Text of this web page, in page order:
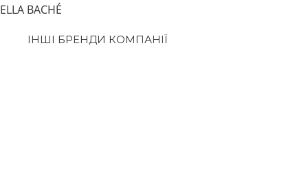
Перейти
вмісту
ELLA BACHÉ
ІНШІ БРЕНДИ КОМПАНІЇ